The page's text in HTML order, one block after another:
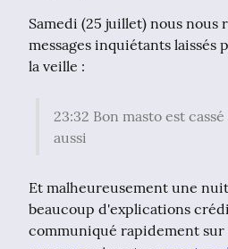
Samedi (25 juillet) nous nous
messages inquiétants laissés
la veille :
23:32 Bon masto est
aussi
Et malheureusement une
beaucoup d'explications
communiqué rapidement sur